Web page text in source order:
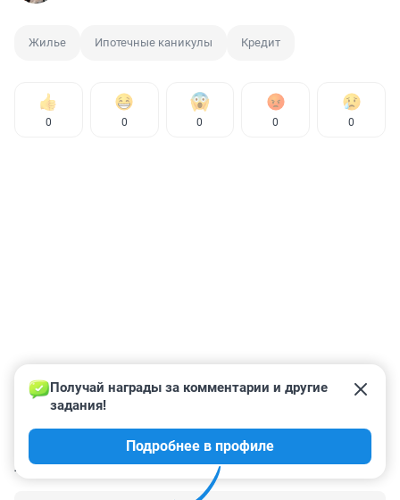
Жилье Ипотечные каникулы Кредит
0 0 0 0 0
КОММЕНТАРИИ 4
Получай награды за комментарии и другие
задания!
Подробнее в профиле